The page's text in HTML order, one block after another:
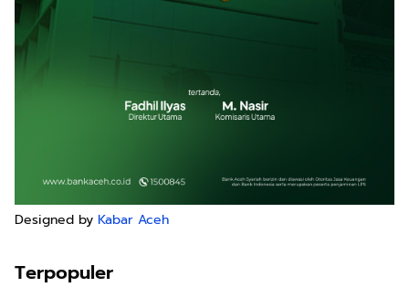
Designed by Kabar Aceh
Terpopuler